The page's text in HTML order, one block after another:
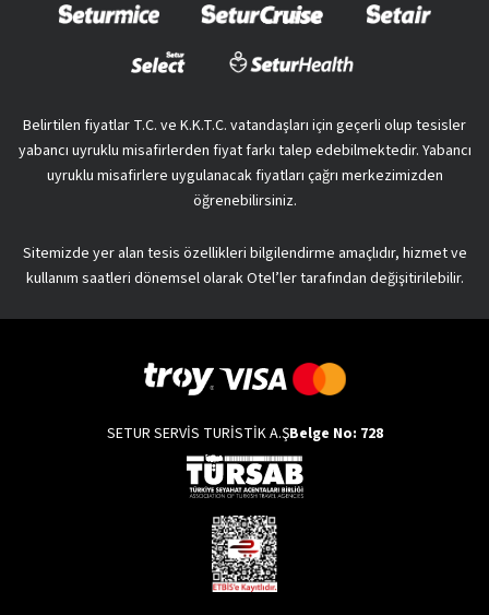
Belirtilen fiyatlar T.C. ve K.K.T.C. vatandaşları için geçerli olup tesisler
yabancı uyruklu misafirlerden fiyat farkı talep edebilmektedir. Yabancı
uyruklu misafirlere uygulanacak fiyatları çağrı merkezimizden
öğrenebilirsiniz.
Sitemizde yer alan tesis özellikleri bilgilendirme amaçlıdır, hizmet ve
kullanım saatleri dönemsel olarak Otel’ler tarafından değişitirilebilir.
SETUR SERVİS TURİSTİK A.ŞBelge No: 728